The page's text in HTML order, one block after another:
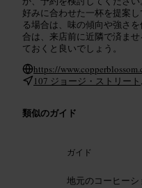
好みに合わせた一杯を提案
る場合は、味の傾向や強さ
合は、来店前に近隣で済ま
ておくと良いでしょう。
https://
107 ジョージ・ストリー
類似のガイド
ガイド
地元のコーヒーシ